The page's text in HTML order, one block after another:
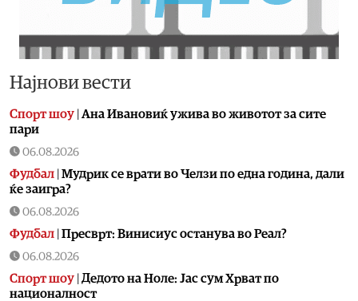
Најнови вести
Спорт шоу Aна Ивановиќ ужива во животот за сите
пари
06.08.2026
Фудбал Мудрик се врати во Челзи по една година, дали
ќе заигра?
06.08.2026
Фудбал Пресврт: Винисиус останува во Реал?
06.08.2026
Спорт шоу Дедото на Ноле: Јас сум Хрват по
националност